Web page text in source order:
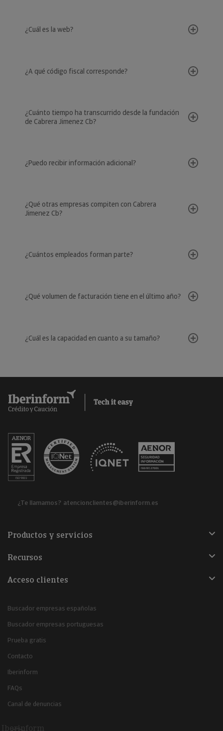
¿Cuál es la web?
¿A qué código fiscal corresponde?
¿Cuánto tiempo ha transcurrido desde la fundación
de Cabrera Jimenez Cb?
¿Puedo recibir información adicional?
¿Qué otras empresas compiten con Cabrera
Jimenez Cb?
¿Cuántos empleados forman parte?
¿Qué volumen de facturación tiene en el último año?
¿Cuál es la capacidad en cuanto a su tamaño?
¿Te llamamos? atencionclientes@iberinform.es
Productos y servicios
Recursos
Acceso clientes
Buscador empresas españolas
Buscador empresas portuguesas
Prueba gratis
Contacto
Iberinform
FAQs
Canal de denuncias
Iberinform